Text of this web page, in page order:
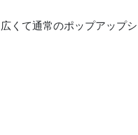
くて通常のポップアップ